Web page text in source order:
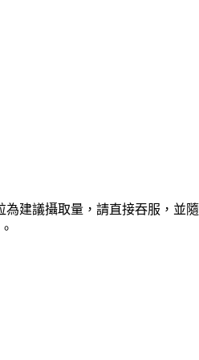
建議攝取量，請直接吞服，並